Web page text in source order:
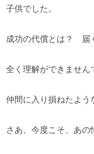
子供でした。
成功の代償とは？ 届
全く理解ができません
仲間に入り損ねたよう
さあ、今度こそ、あ